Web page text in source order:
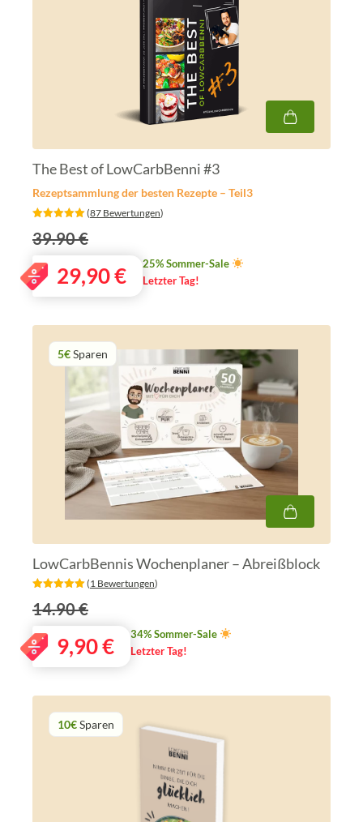
The Best of LowCarbBenni #3
Rezeptsammlung der besten Rezepte – Teil3
‎ (87 Bewertungen)
39.90 €
29,90€
25% Sommer-Sale
Letzter Tag!
5€Sparen
LowCarbBennis Wochenplaner – Abreißblock
‎ (1 Bewertungen)
14.90 €
9,90€
34% Sommer-Sale
Letzter Tag!
10€Sparen